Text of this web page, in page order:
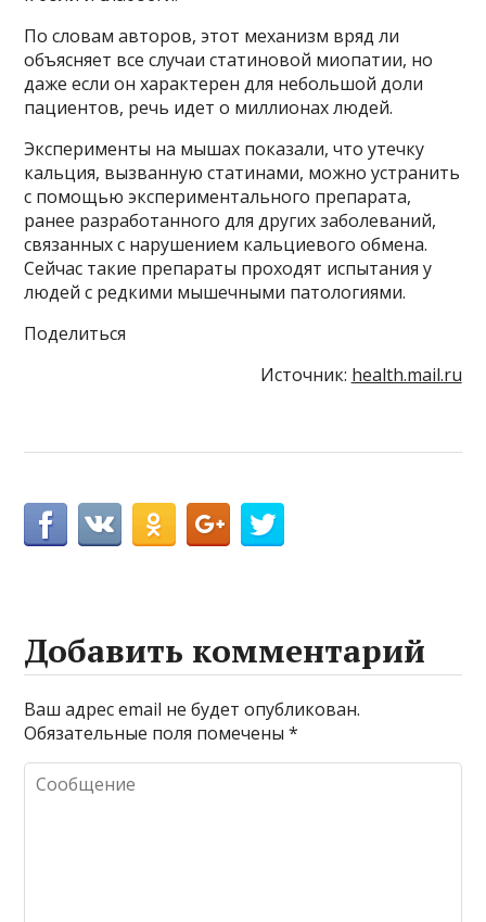
По словам авторов, этот механизм вряд ли
объясняет все случаи статиновой миопатии, но
даже если он характерен для небольшой доли
пациентов, речь идет о миллионах людей.
Эксперименты на мышах показали, что утечку
кальция, вызванную статинами, можно устранить
с помощью экспериментального препарата,
ранее разработанного для других заболеваний,
связанных с нарушением кальциевого обмена.
Сейчас такие препараты проходят испытания у
людей с редкими мышечными патологиями.
Поделиться
Источник: health.mail.ru
Добавить комментарий
Ваш адрес email не будет опубликован.
Обязательные поля помечены*